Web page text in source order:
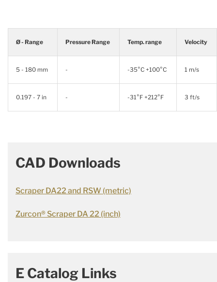
Ø - Range Pressure Range Temp. range Velocity
5 - 180 mm - -35°C +100°C 1 m/s
0.197 - 7 in - -31°F +212°F 3 ft/s
CAD Downloads
Scraper DA22 and RSW (metric)
Zurcon® Scraper DA 22 (inch)
E Catalog Links